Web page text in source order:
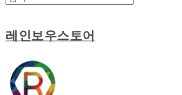
레인보우스토어